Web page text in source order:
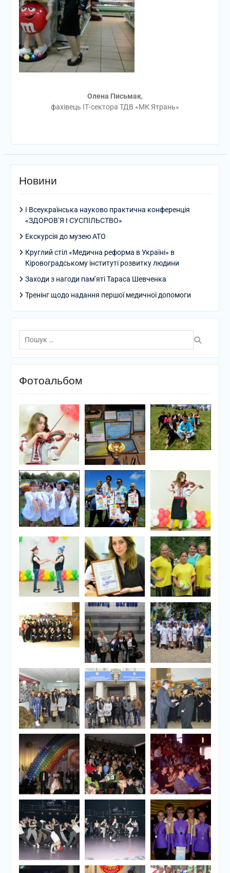
Олена Письмак,
фахівець ІТ-сектора ТДВ «МК Ятрань»
Новини
І Всеукраїнська науково практична конференція
«ЗДОРОВ’Я І СУСПІЛЬСТВО»
Екскурсія до музею АТО
Круглий стіл «Медична реформа в Україні» в
Кіровоградському інституті розвитку людини
Заходи з нагоди пам’яті Тараса Шевченка
Тренінг щодо надання першої медичної допомоги
Пошук:
Фотоальбом